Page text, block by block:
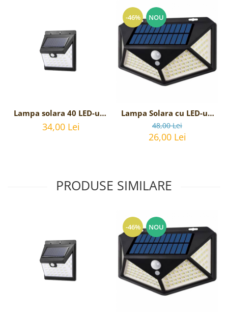
Lampa solara 40 LED-uri,
senzor miscare, 3 moduri
de functionare, lumina
34,00 Lei
-46% NOU
Lampa Solara cu LED-uri
si senzor de miscare
48,00 Lei
26,00 Lei
PRODUSE SIMILARE
-46% NOU